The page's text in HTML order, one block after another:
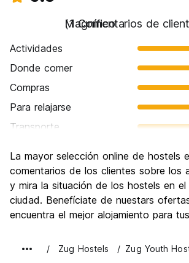
Magnífico
(1 Comentarios de
Actividades
Donde comer
Compras
Para relajarse
Transporte
Cultura
Fiesta
Calidad Precio
La mayor selección online de hostels
comentarios de los clientes sobre los
y mira la situación de los hostels en el
ciudad. Benefíciate de nuestars
encuentra el mejor alojamiento para
Zug Hostels Zug Youth